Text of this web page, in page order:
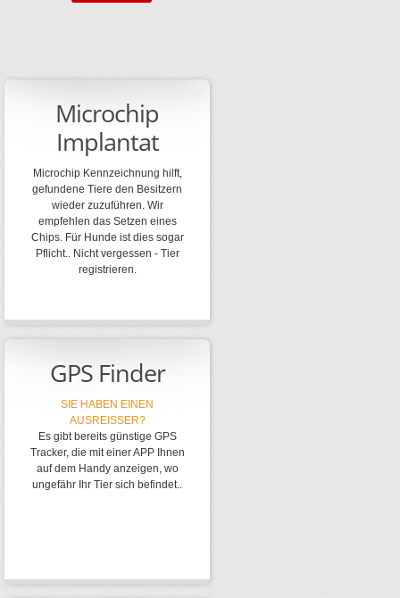
Microchip
Implantat
Microchip Kennzeichnung hilft,
gefundene Tiere den Besitzern
wieder zuzuführen. Wir
empfehlen das Setzen eines
Chips. Für Hunde ist dies sogar
Pflicht.. Nicht vergessen - Tier
registrieren.
GPS Finder
SIE HABEN EINEN
AUSREISSER?
Es gibt bereits günstige GPS
Tracker, die mit einer APP Ihnen
auf dem Handy anzeigen, wo
ungefähr Ihr Tier sich befindet..